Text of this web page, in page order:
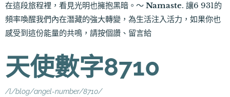
在這段旅程裡，看見光明也擁抱黑暗。～ Namaste. 讓6 931的
頻率喚醒我們內在潛藏的強大轉變，為生活注入活力，如果你也
感受到這份能量的共鳴，請按個讚、留言給
天使數字8710
/l/blog/angel-number/8710/